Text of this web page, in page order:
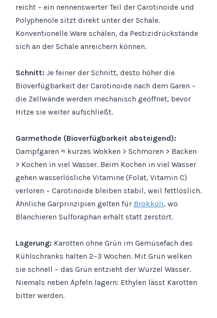
reicht – ein nennenswerter Teil der Carotinoide und
Polyphenole sitzt direkt unter der Schale.
Konventionelle Ware schälen, da Pestizidrückstände
sich an der Schale anreichern können.
Schnitt: Je feiner der Schnitt, desto höher die
Bioverfügbarkeit der Carotinoide nach dem Garen –
die Zellwände werden mechanisch geöffnet, bevor
Hitze sie weiter aufschließt.
Garmethode (Bioverfügbarkeit absteigend):
Dampfgaren ≈ kurzes Wokken > Schmoren > Backen
> Kochen in viel Wasser. Beim Kochen in viel Wasser
gehen wasserlösliche Vitamine (Folat, Vitamin C)
verloren – Carotinoide bleiben stabil, weil fettlöslich.
Ähnliche Garprinzipien gelten für Brokkoli, wo
Blanchieren Sulforaphan erhält statt zerstört.
Lagerung: Karotten ohne Grün im Gemüsefach des
Kühlschranks halten 2–3 Wochen. Mit Grün welken
sie schnell – das Grün entzieht der Wurzel Wasser.
Niemals neben Äpfeln lagern: Ethylen lässt Karotten
bitter werden.